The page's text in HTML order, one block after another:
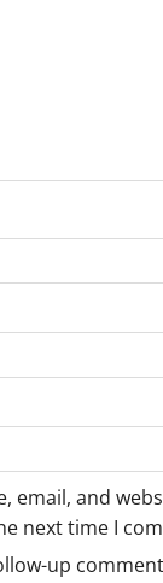
email, and
next time I
up